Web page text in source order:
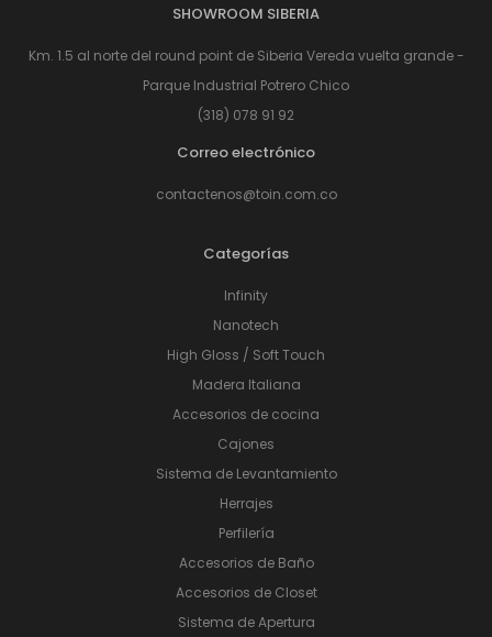
SHOWROOM SIBERIA
Km. 1.5 al norte del round point de Siberia Vereda vuelta grande -
Parque Industrial Potrero Chico
(318) 078 91 92
Correo electrónico
contactenos@toin.com.co
Categorías
Infinity
Nanotech
High Gloss / Soft Touch
Madera Italiana
Accesorios de cocina
Cajones
Sistema de Levantamiento
Herrajes
Perfilería
Accesorios de Baño
Accesorios de Closet
Sistema de Apertura